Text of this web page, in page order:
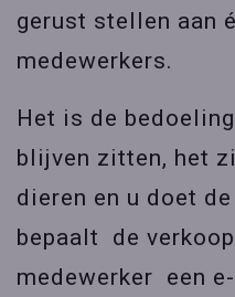
gerust stellen aan
medewerkers.
Het is de
blijven zitten, het
dieren en u doet
bepaalt de
medewerker een